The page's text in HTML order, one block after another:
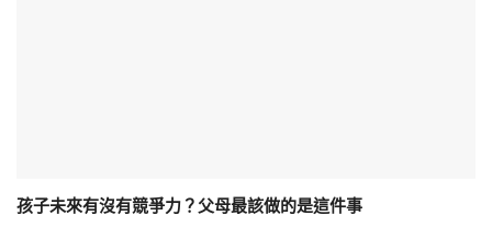
孩子未來有沒有競爭力？父母最該做的是這件事